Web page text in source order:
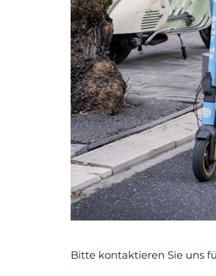
Bitte kontaktieren Sie uns